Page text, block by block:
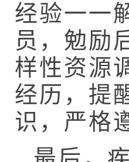
经验一一
员，勉励
样性资源
经历，提
识，严格